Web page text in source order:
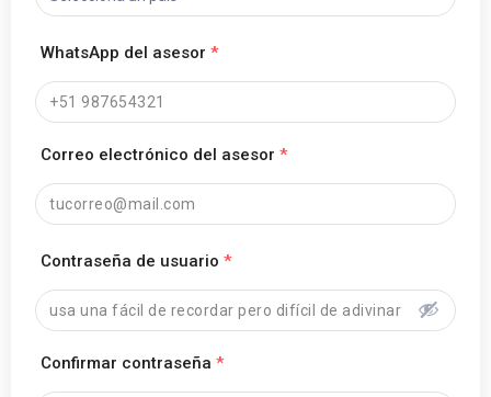
WhatsApp del asesor *
Correo electrónico del asesor *
Contraseña de usuario *
Confirmar contraseña *